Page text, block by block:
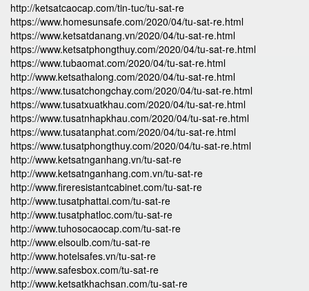
http://ketsatcaocap.com/tin-tuc/tu-sat-re
https://www.homesunsafe.com/2020/04/tu-sat-re.html
https://www.ketsatdanang.vn/2020/04/tu-sat-re.html
https://www.ketsatphongthuy.com/2020/04/tu-sat-re.html
https://www.tubaomat.com/2020/04/tu-sat-re.html
http://www.ketsathalong.com/2020/04/tu-sat-re.html
https://www.tusatchongchay.com/2020/04/tu-sat-re.html
https://www.tusatxuatkhau.com/2020/04/tu-sat-re.html
https://www.tusatnhapkhau.com/2020/04/tu-sat-re.html
https://www.tusatanphat.com/2020/04/tu-sat-re.html
https://www.tusatphongthuy.com/2020/04/tu-sat-re.html
http://www.ketsatnganhang.vn/tu-sat-re
http://www.ketsatnganhang.com.vn/tu-sat-re
http://www.fireresistantcabinet.com/tu-sat-re
http://www.tusatphattai.com/tu-sat-re
http://www.tusatphatloc.com/tu-sat-re
http://www.tuhosocaocap.com/tu-sat-re
http://www.elsoulb.com/tu-sat-re
http://www.hotelsafes.vn/tu-sat-re
http://www.safesbox.com/tu-sat-re
http://www.ketsatkhachsan.com/tu-sat-re